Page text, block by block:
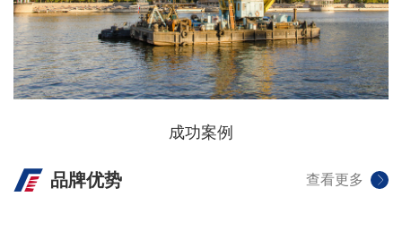
成功案例
品牌优势 查看更多